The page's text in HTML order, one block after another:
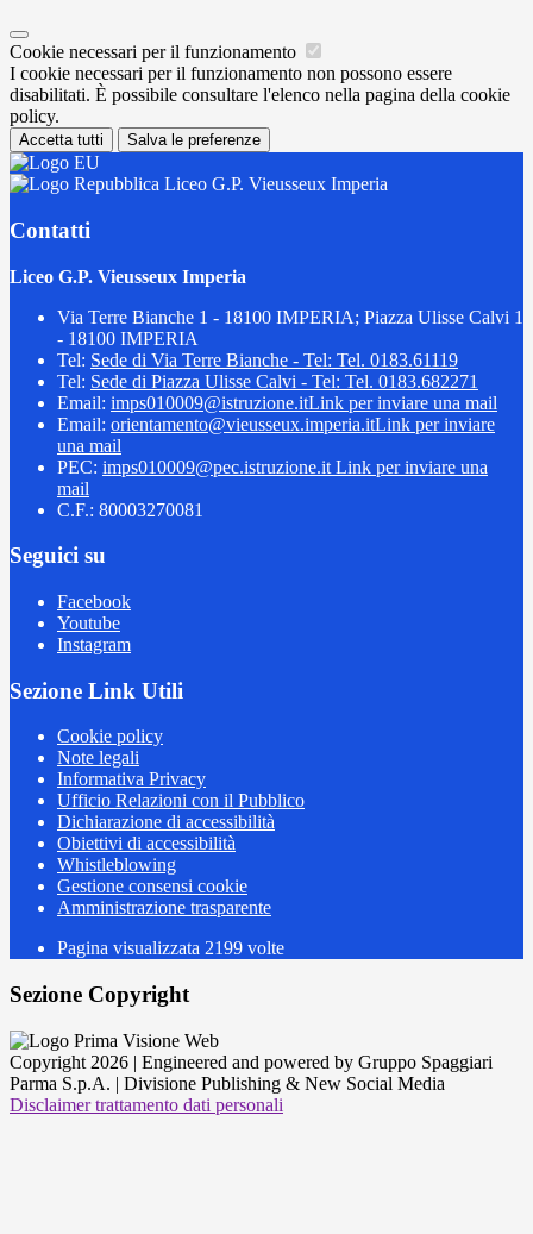
Cookie necessari per il funzionamento
I cookie necessari per il funzionamento non possono essere
disabilitati. È possibile consultare l'elenco nella pagina della cookie
policy.
Accetta tutti Salva le preferenze
Liceo G.P. Vieusseux Imperia
Contatti
Liceo G.P. Vieusseux Imperia
Via Terre Bianche 1 - 18100 IMPERIA; Piazza Ulisse Calvi 1
- 18100 IMPERIA
Tel: Sede di Via Terre Bianche - Tel: Tel. 0183.61119
Tel: Sede di Piazza Ulisse Calvi - Tel: Tel. 0183.682271
Email: imps010009@istruzione.itLink per inviare una mail
Email: orientamento@vieusseux.imperia.itLink per inviare
una mail
PEC: imps010009@pec.istruzione.it Link per inviare una
mail
C.F.: 80003270081
Seguici su
Facebook
Youtube
Instagram
Sezione Link Utili
Cookie policy
Note legali
Informativa Privacy
Ufficio Relazioni con il Pubblico
Dichiarazione di accessibilità
Obiettivi di accessibilità
Whistleblowing
Gestione consensi cookie
Amministrazione trasparente
Pagina visualizzata 2199 volte
Sezione Copyright
Copyright 2026 | Engineered and powered by Gruppo Spaggiari
Parma S.p.A. | Divisione Publishing & New Social Media
Disclaimer trattamento dati personali